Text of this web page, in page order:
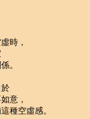
時，
。
意，
種空虛感。